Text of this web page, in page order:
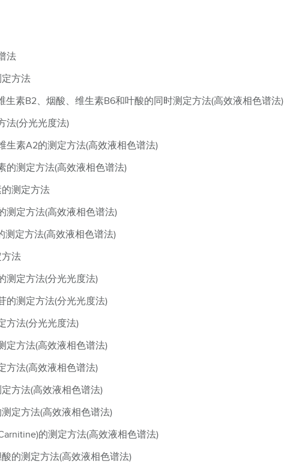
法
方法
生素B2、烟酸、维生素B6和叶酸的同时测定方法(高效液相色谱法)
法(分光光度法)
生素A2的测定方法(高效液相色谱法)
的测定方法(高效液相色谱法)
测定方法
测定方法(高效液相色谱法)
测定方法(高效液相色谱法)
法
测定方法(分光光度法)
的测定方法(分光光度法)
方法(分光光度法)
定方法(高效液相色谱法)
方法(高效液相色谱法)
方法(高效液相色谱法)
定方法(高效液相色谱法)
的测定方法(高效液相色谱法)
的测定方法(高效液相色谱法)